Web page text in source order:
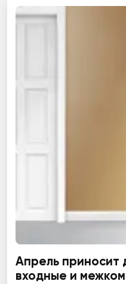
Апрель приносит
входные и